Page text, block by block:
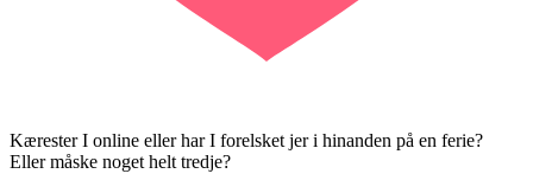
Kærester I online eller har I forelsket jer i hinanden på en ferie?
Eller måske noget helt tredje?